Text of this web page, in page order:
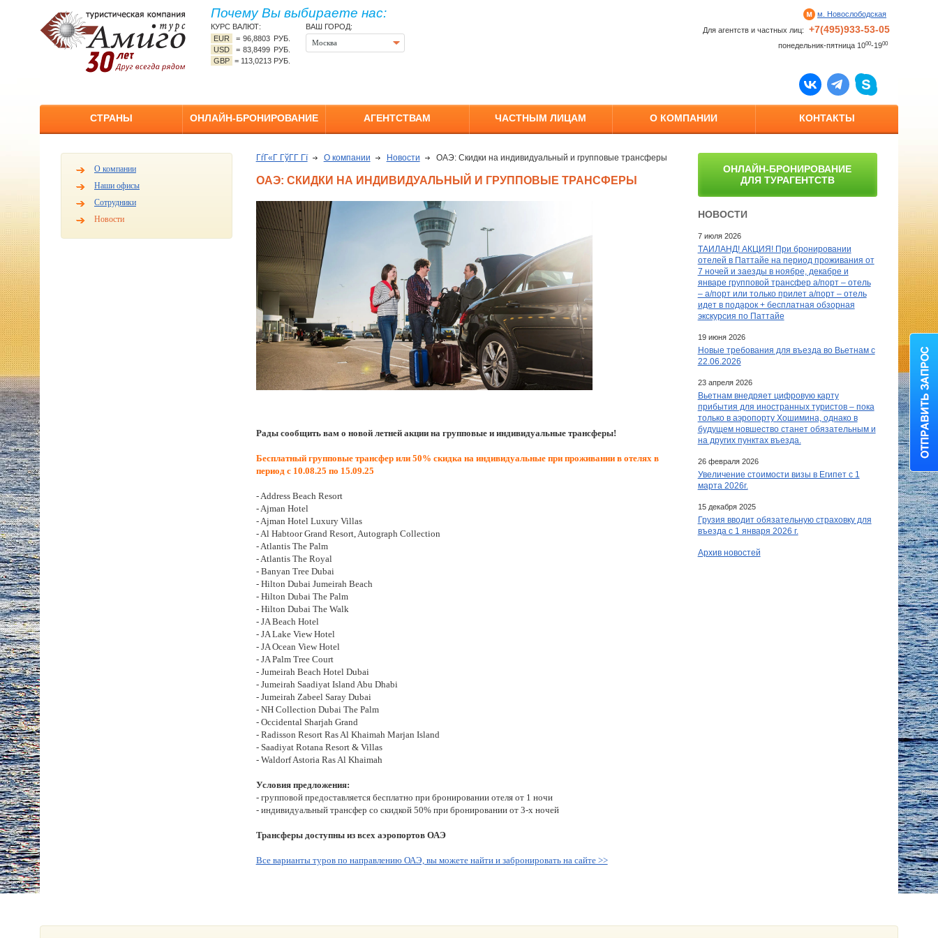
Почему Вы выбираете нас:
КУРС ВАЛЮТ:
EUR
=96,8803 РУБ.
USD
=83,8499 РУБ.
GBP = 113,0213 РУБ.
ВАШ ГОРОД:
Москва
м. Новослободская
Для агентств и частных лиц:
+7(495)933-53-05
понедельник-пятница 1000-1900
СТРАНЫ ОНЛАЙН-БРОНИРОВАНИЕ АГЕНТСТВАМ ЧАСТНЫМ ЛИЦАМ О КОМПАНИИ КОНТАКТЫ
О компании
Наши офисы
Сотрудники
Новости
ГѓГ«Г ГўГ­Г Гї О компании Новости ОАЭ: Скидки на индивидуальный и групповые трансферы
ОАЭ: СКИДКИ НА ИНДИВИДУАЛЬНЫЙ И ГРУППОВЫЕ ТРАНСФЕРЫ
Рады сообщить вам о новой летней акции на групповые и индивидуальные трансферы!
Бесплатный групповые трансфер или 50% скидка на индивидуальные при проживании в отелях в
период с 10.08.25 по 15.09.25
- Address Beach Resort
- Ajman Hotel
- Ajman Hotel Luxury Villas
- Al Habtoor Grand Resort, Autograph Collection
- Atlantis The Palm
- Atlantis The Royal
- Banyan Tree Dubai
- Hilton Dubai Jumeirah Beach
- Hilton Dubai The Palm
- Hilton Dubai The Walk
- JA Beach Hotel
- JA Lake View Hotel
- JA Ocean View Hotel
- JA Palm Tree Court
- Jumeirah Beach Hotel Dubai
- Jumeirah Saadiyat Island Abu Dhabi
- Jumeirah Zabeel Saray Dubai
- NH Collection Dubai The Palm
- Occidental Sharjah Grand
- Radisson Resort Ras Al Khaimah Marjan Island
- Saadiyat Rotana Resort & Villas
- Waldorf Astoria Ras Al Khaimah
Условия предложения:
- групповой предоставляется бесплатно при бронировании отеля от 1 ночи
- индивидуальный трансфер со скидкой 50% при бронировании от 3-х ночей
Трансферы доступны из всех аэропортов ОАЭ
Все варианты туров по направлению ОАЭ, вы можете найти и забронировать на сайте >>
ОНЛАЙН-БРОНИРОВАНИЕ
ДЛЯ ТУРАГЕНТСТВ
НОВОСТИ
7 июля 2026
ТАИЛАНД! АКЦИЯ! При бронировании
отелей в Паттайе на период проживания от
7 ночей и заезды в ноябре, декабре и
январе групповой трансфер а/порт – отель
– а/порт или только прилет а/порт – отель
идет в подарок + бесплатная обзорная
экскурсия по Паттайе
19 июня 2026
Новые требования для въезда во Вьетнам с
22.06.2026
23 апреля 2026
Вьетнам внедряет цифровую карту
прибытия для иностранных туристов – пока
только в аэропорту Хошимина, однако в
будущем новшество станет обязательным и
на других пунктах въезда.
26 февраля 2026
Увеличение стоимости визы в Египет c 1
марта 2026г.
15 декабря 2025
Грузия вводит обязательную страховку для
въезда с 1 января 2026 г.
Архив новостей